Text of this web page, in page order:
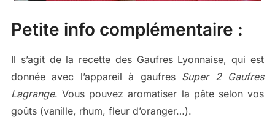
Petite info complémentaire :
Il s’agit de la recette des Gaufres Lyonnaise, qui est
donnée avec l’appareil à gaufres Super 2 Gaufres
Lagrange. Vous pouvez aromatiser la pâte selon vos
goûts (vanille, rhum, fleur d’oranger…).